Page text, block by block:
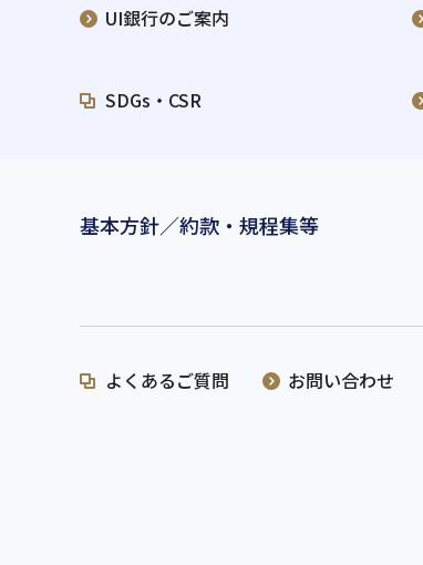
UI銀行のご案内
SDGs・CSR
基本方針／約款・規程集等
よくあるご質問 お問い合わせ